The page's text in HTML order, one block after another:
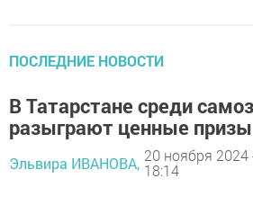
ПОСЛЕДНИЕ НОВОСТИ
В Татарстане среди
разыграют ценные призы
Эльвира ИВАНОВА, 20 ноября 2024
18:14